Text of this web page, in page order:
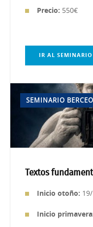
Precio: 550€
IR AL SEMINARIO
SEMINARIO BERCEO
Textos
Inicio otoño:
Inicio